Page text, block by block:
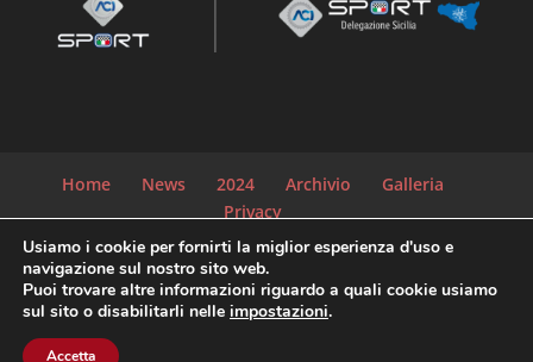
Home News 2024 Archivio
Galleria
Privacy
© 2021 ASD Passione & Sport | C.F. 92066540854 |
info@passioneesport.com | Powered by
Usiamo i cookie per fornirti la miglior esperienza d'uso e
navigazione sul nostro sito web.
Puoi trovare altre informazioni riguardo a quali cookie usiamo
sul sito o disabilitarli nelle impostazioni.
Accetta